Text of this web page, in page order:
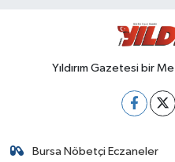
Yıldırım Gazetesi bir
Bursa Nöbetçi Eczaneler